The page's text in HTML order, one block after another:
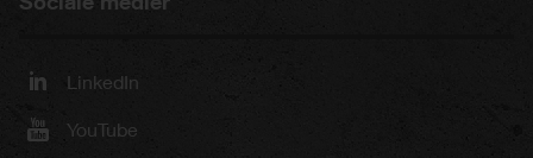
LinkedIn
YouTube